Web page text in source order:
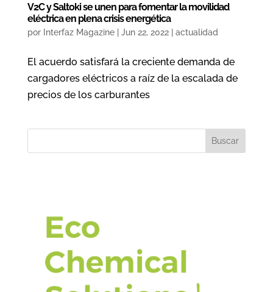
V2C y Saltoki se unen para fomentar la movilidad
eléctrica en plena crisis energética
por Interfaz Magazine| Jun 22, 2022| actualidad
El acuerdo satisfará la creciente demanda de
cargadores eléctricos a raíz de la escalada de
precios de los carburantes
Buscar